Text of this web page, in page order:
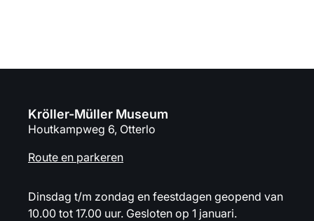
Kröller-Müller Museum
Houtkampweg 6, Otterlo
Route en parkeren
Dinsdag t/m zondag en feestdagen geopend van
10.00 tot 17.00 uur. Gesloten op 1 januari.